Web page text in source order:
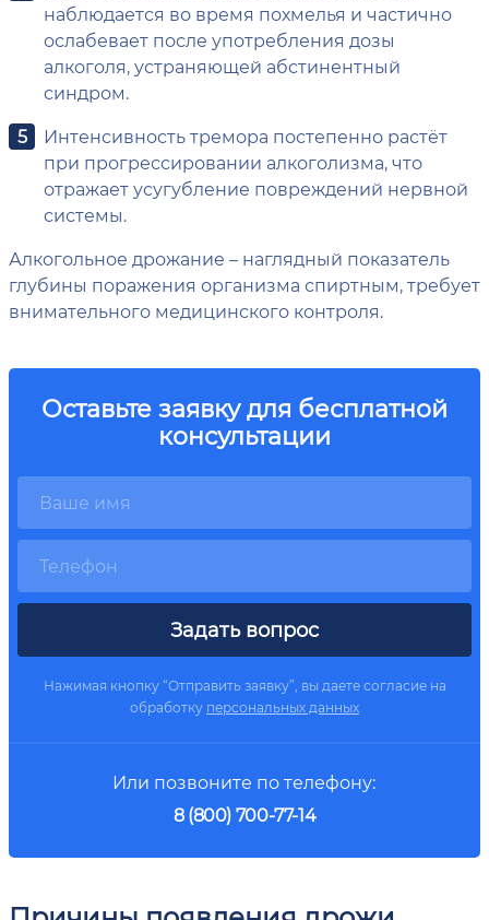
наблюдается во время похмелья и частично
ослабевает после употребления дозы
алкоголя, устраняющей абстинентный
синдром.
Интенсивность тремора постепенно растёт
при прогрессировании алкоголизма, что
отражает усугубление повреждений нервной
системы.
Алкогольное дрожание – наглядный показатель
глубины поражения организма спиртным, требует
внимательного медицинского контроля.
Оставьте заявку для бесплатной
консультации
Задать вопрос
Нажимая кнопку “Отправить заявку”, вы даете согласие на
обработку персональных данных
Или позвоните по телефону:
8 (800) 700-77-14